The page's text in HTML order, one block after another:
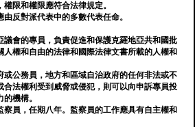
限和權限應符合法律規定。
反對派代表中的多數代表任命。
議會的專員，負責促進和保護克羅地亞共和國批
人權和自由的法律和國際法律文書所載的人權和
或公務員，地方和區域自治政府的任何非法或不
合法權利受到威脅或侵犯，則可以向申訴專員投
機構。
察員，任期八年。監察員的工作應具有自主權和